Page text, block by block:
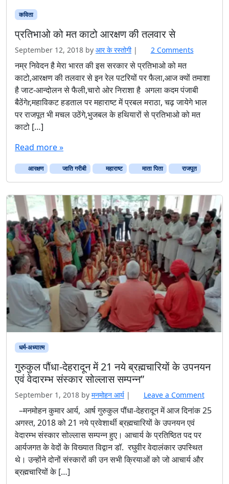
कविता
प्रतिभाओ को मत काटो आरक्षण की तलवार से
September 12, 2018 by आर के रस्तोगी | 2 Commentso
ति
भा
ओ
को
आ
की
त
ल
वा
र
से
नम्र निवेदन है मेरा भारत की इस सरकार से प्रतिभाओ को मत
काटो,आरक्षण की तलवार से इन रेल पटरियों पर फैला,आज क्यों तमाशा
है जाट-आन्दोलन से फैली,चारो ओर निराशा है अगला कदम पंजाबी
बैठेंगेr,महाविकट हडताल पर महाराष्ट में प्रबल मराठा, चढ़ जायेगे भाल
पर राजपूत भी मचल उठेंगे,भुजबल के हथियारों से प्रतिभाओ को मत
काटो […]
Read more »
आरक्षण जाति गरीबी महाराष्ट माता पिता राजपूत
धर्म-अध्यात्म
गुरुकुल पौंधा-देहरादून में 21 नये ब्रह्मचारियों के उपनयन
एवं वेदारम्भ संस्कार सोल्लास सम्पन्न”
September 1, 2018 by मनमोहन आर्य | Leave a Comment
–मनमोहन कुमार आर्य, आर्ष गुरुकुल पौंधा-देहरादून में आज दिनांक 25
अगस्त, 2018 को 21 नये प्रवेशार्थी ब्रह्मचारियों के उपनयन एवं
वेदारम्भ संस्कार सोल्लास सम्पन्न हुए। आचार्य के प्रतिष्ठित पद पर
आर्यजगत के वेदों के विख्यात विद्वान डॉ. रघुवीर वेदालंकार उपस्थित
थे। उन्होंने दोनों संस्कारों की उन सभी क्रियाओं को जो आचार्य और
ब्रह्मचारियों के […]